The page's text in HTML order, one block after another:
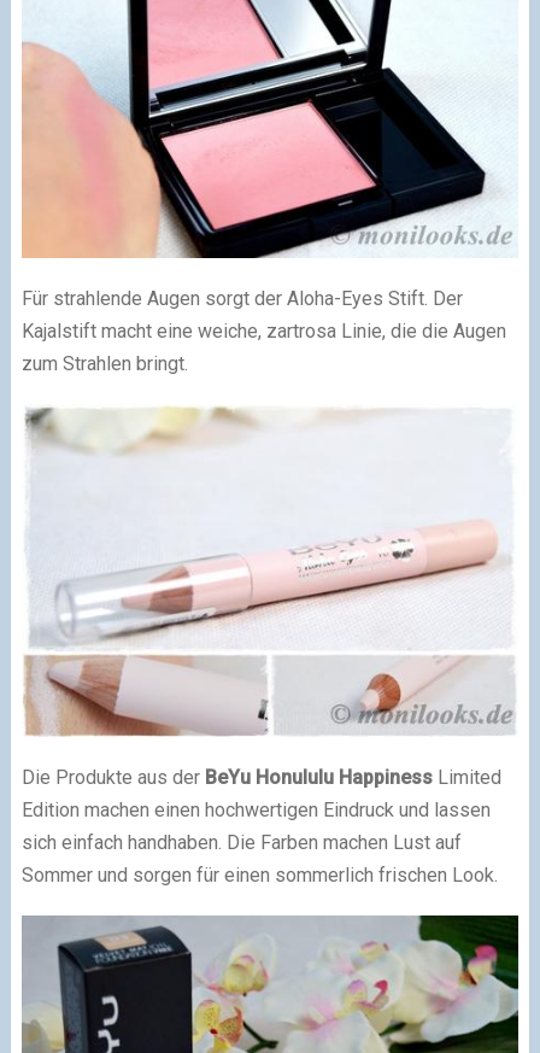
Für strahlende Augen sorgt der Aloha-Eyes Stift. Der
Kajalstift macht eine weiche, zartrosa Linie, die die Augen
zum Strahlen bringt.
Die Produkte aus der BeYu Honululu Happiness Limited
Edition machen einen hochwertigen Eindruck und lassen
sich einfach handhaben. Die Farben machen Lust auf
Sommer und sorgen für einen sommerlich frischen Look.